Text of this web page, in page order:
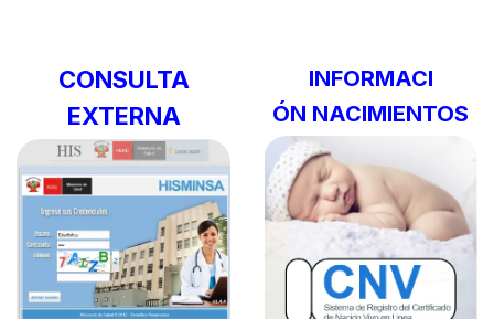
CONSULTA
EXTERNA
INFORMACI
ÓN NACIMIENTOS